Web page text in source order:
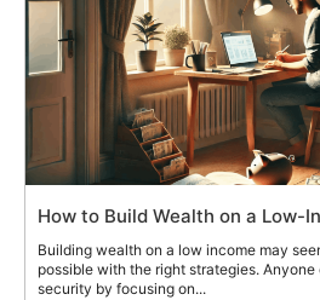
How to Build Wealth on a Low-
Building wealth on a low income may
possible with the right strategies.
security by focusing on...